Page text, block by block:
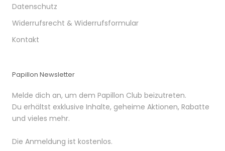
Datenschutz
Widerrufsrecht & Widerrufsformular
Kontakt
Papillon Newsletter
Melde dich an, um dem Papillon Club beizutreten.
Du erhältst exklusive Inhalte, geheime Aktionen, Rabatte
und vieles mehr.
Die Anmeldung ist kostenlos.